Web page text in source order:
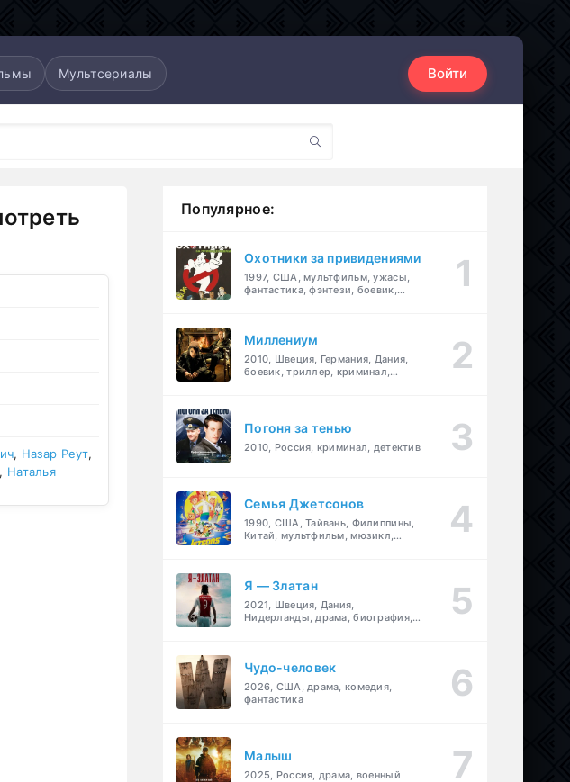
Мультсериалы Войти
, Назар Реут,
, Наталья
Популярное:
Охотники за привидениями
1997, США, мультфильм, ужасы,
фантастика, фэнтези, боевик,
Миллениум
2010, Швеция, Германия, Дания,
боевик, триллер, криминал,
Погоня за тенью
2010, Россия, криминал, детектив
Семья Джетсонов
1990, США, Тайвань, Филиппины,
Китай, мультфильм, мюзикл,
Я — Златан
2021, Швеция, Дания,
Нидерланды, драма, биография,
Чудо-человек
2026, США, драма, комедия,
фантастика
Малыш
2025, Россия, драма, военный